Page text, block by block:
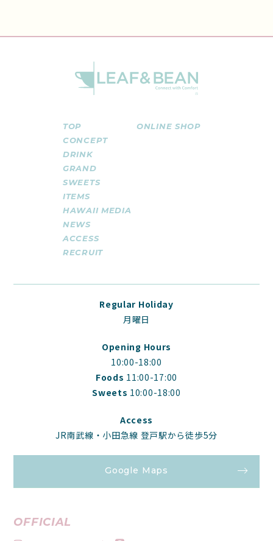
TOP
CONCEPT
DRINK
GRAND
SWEETS
ITEMS
HAWAII MEDIA
NEWS
ACCESS
RECRUIT
ONLINE SHOP
Regular Holiday
月曜日
Opening Hours
10:00-18:00
Foods 11:00-17:00
Sweets 10:00-18:00
Access
JR南武線・小田急線 登戸駅から徒歩5分
Google Maps
OFFICIAL